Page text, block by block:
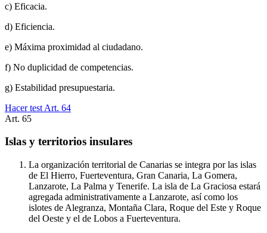
c) Eficacia.
d) Eficiencia.
e) Máxima proximidad al ciudadano.
f) No duplicidad de competencias.
g) Estabilidad presupuestaria.
Hacer test Art. 64
Art. 65
Islas y territorios insulares
La organización territorial de Canarias se integra por las islas
de El Hierro, Fuerteventura, Gran Canaria, La Gomera,
Lanzarote, La Palma y Tenerife. La isla de La Graciosa estará
agregada administrativamente a Lanzarote, así como los
islotes de Alegranza, Montaña Clara, Roque del Este y Roque
del Oeste y el de Lobos a Fuerteventura.